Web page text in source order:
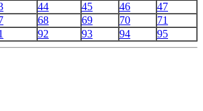
44 45 46
47
68 69 70
71
92 93 94 95